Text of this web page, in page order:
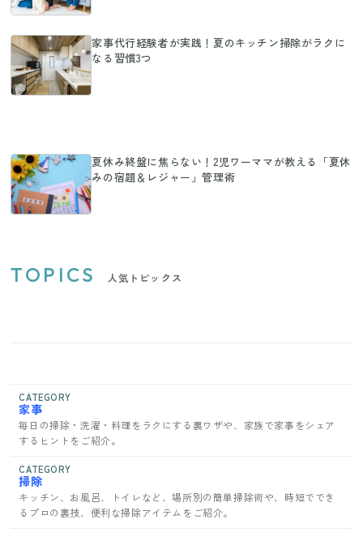
家事代行経験者が実践！夏のキッチン掃除がラクに
なる習慣3つ
夏休み終盤に焦らない！2児ワーママが教える「夏休
みの宿題＆レジャー」管理術
TOPICS 人気トピックス
CATEGORY
家事
毎日の掃除・洗濯・料理をラクにする裏ワザや、家族で家事をシェア
するヒントをご紹介。
CATEGORY
掃除
キッチン、お風呂、トイレなど、場所別の簡単掃除術や、時短ででき
るプロの裏技、便利な掃除アイテムをご紹介。